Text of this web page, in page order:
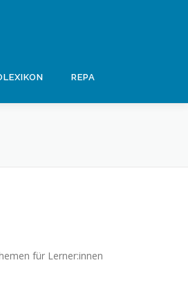
REPA
für Lerner:innen